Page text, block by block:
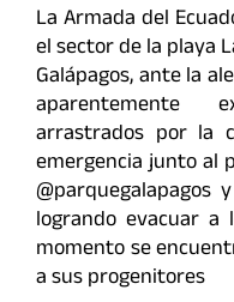
La Armada del
el sector de la playa
Galápagos, ante la
aparentemente
arrastrados por la
emergencia junto al
@parquegalapagos
logrando evacuar a
momento se
a sus progenitores